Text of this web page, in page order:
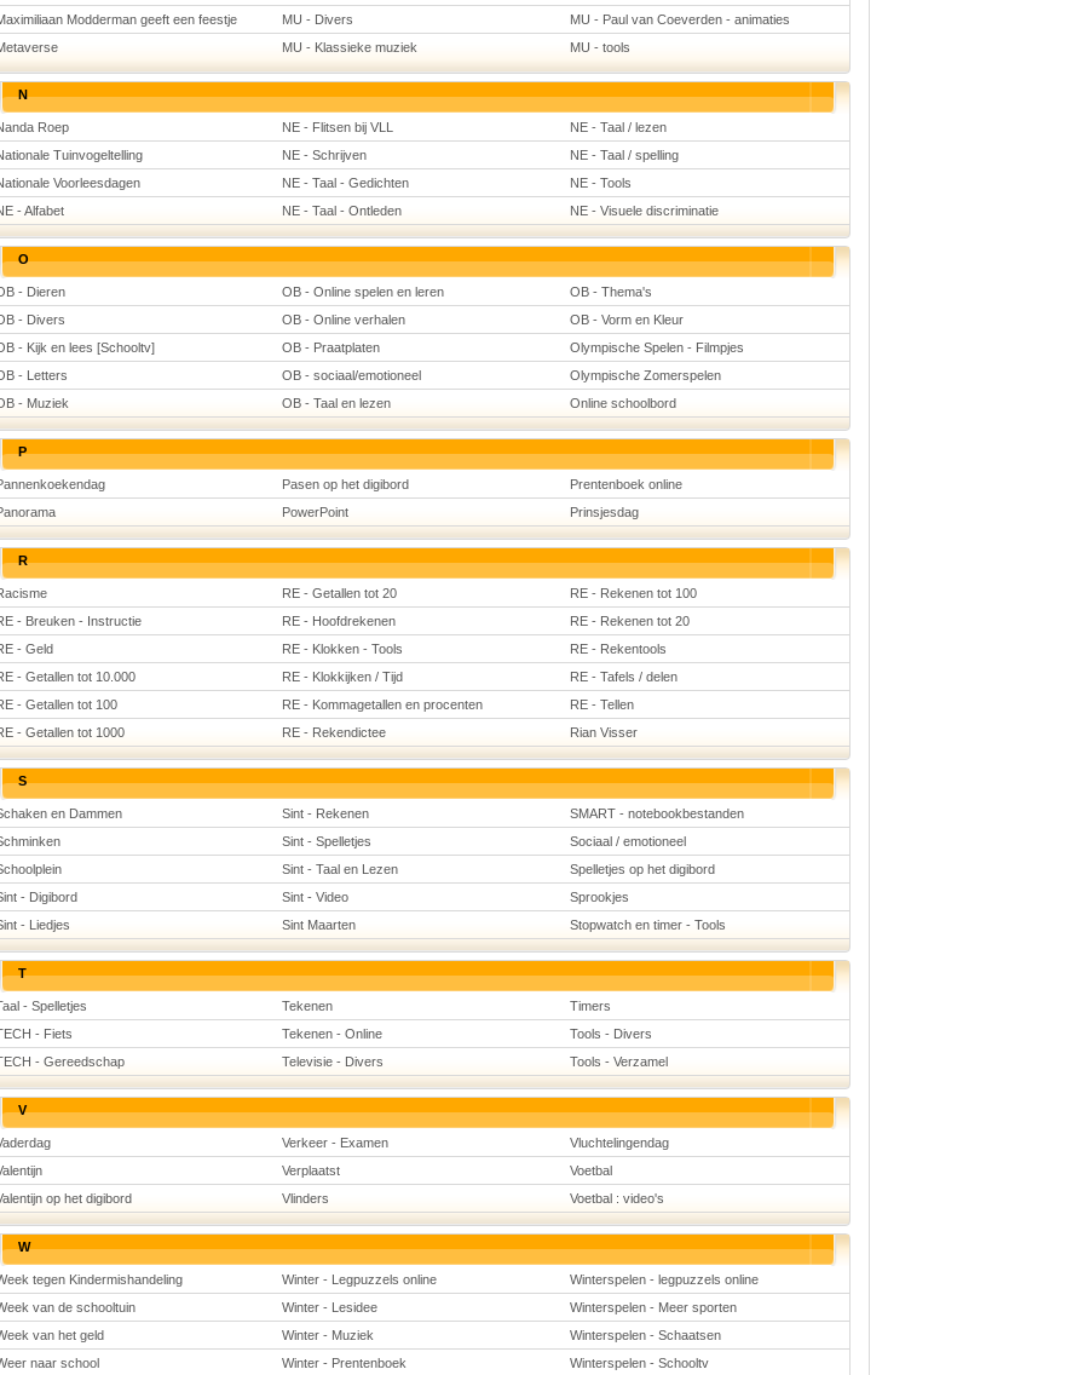
Modderman geeft een feestje
MU - Divers
MU - Paul van Coeverden - animaties
MU - Klassieke muziek MU - tools
N
Roep NE - Flitsen bij VLL
NE - Taal / lezen
Tuinvogeltelling
NE - Schrijven
NE - Taal / spelling
Voorleesdagen
NE - Taal - Gedichten
NE - Tools
- Alfabet
NE - Taal - Ontleden NE - Visuele discriminatie
O
- Dieren OB - Online spelen en leren
OB - Thema's
- Divers
OB - Online verhalen
OB - Vorm en Kleur
- Kijk en lees [Schooltv]
OB - Praatplaten
Olympische Spelen - Filmpjes
- Letters
OB - sociaal/emotioneel
Olympische Zomerspelen
- Muziek
OB - Taal en lezen Online schoolbord
P
Pasen op het digibord
Prentenboek online
PowerPoint Prinsjesdag
R
RE - Getallen tot 20
RE - Rekenen tot 100
- Breuken - Instructie
RE - Hoofdrekenen
RE - Rekenen tot 20
- Geld
RE - Klokken - Tools
RE - Rekentools
- Getallen tot 10.000
RE - Klokkijken / Tijd
RE - Tafels / delen
- Getallen tot 100
RE - Kommagetallen en procenten
RE - Tellen
- Getallen tot 1000
RE - Rekendictee Rian Visser
S
en Dammen Sint - Rekenen
SMART - notebookbestanden
Sint - Spelletjes
Sociaal / emotioneel
Sint - Taal en Lezen
Spelletjes op het digibord
- Digibord
Sint - Video
Sprookjes
- Liedjes
Sint Maarten Stopwatch en timer - Tools
T
- Spelletjes Tekenen
Timers
- Fiets
Tekenen - Online
Tools - Divers
- Gereedschap
Televisie - Divers Tools - Verzamel
V
Verkeer - Examen
Vluchtelingendag
Verplaatst
Voetbal
op het digibord
Vlinders Voetbal : video's
W
tegen Kindermishandeling Winter - Legpuzzels online
Winterspelen - legpuzzels online
van de schooltuin
Winter - Lesidee
Winterspelen - Meer sporten
van het geld
Winter - Muziek
Winterspelen - Schaatsen
naar school
Winter - Prentenboek Winterspelen - Schooltv